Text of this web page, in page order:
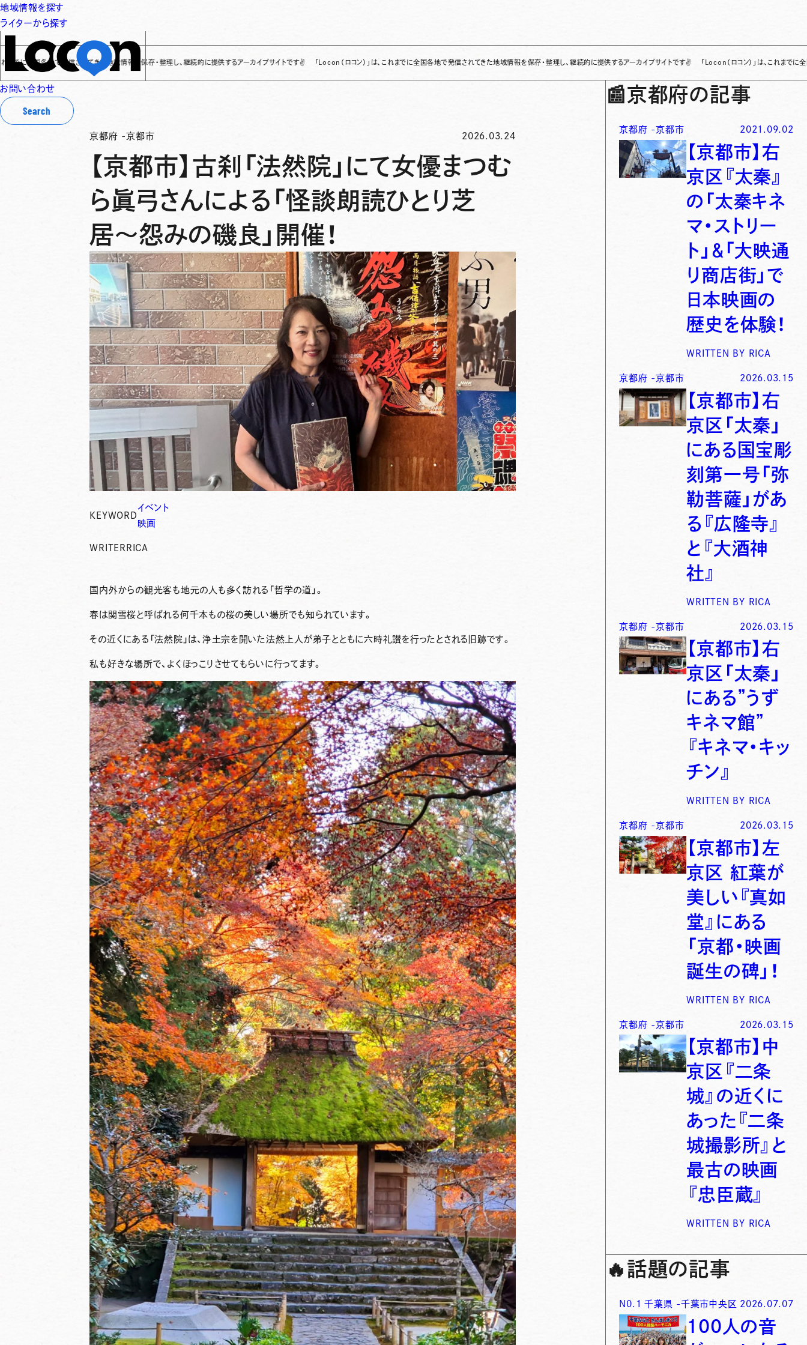
地域情報を探す
ライターから探す
お問い合わせ
Search
各地で発信されてきた地域情報を保存・整理し、継続的に提供するアーカイブサイトです✌ 「Locon（ロコン）」は、これまでに全国各地で発信されてきた地域情報を保存・整理し、継続的に提供するアーカイブサイトです✌ 「Locon（ロコン）」は、これまでに全国各地で発
京都府 -京都市 2026.03.24
【京都市】古刹「法然院」にて女優まつむ
ら眞弓さんによる「怪談朗読ひとり芝
居〜怨みの磯良」開催！
KEYWORD
イベント
映画
WRITER RICA
国内外からの観光客も地元の人も多く訪れる「哲学の道」。
春は関雪桜と呼ばれる何千本もの桜の美しい場所でも知られています。
その近くにある「法然院」は、浄土宗を開いた法然上人が弟子とともに六時礼讃を行ったとされる旧跡です。
私も好きな場所で、よくほっこりさせてもらいに行ってます。
📰京都府の記事
京都府 -京都市 2021.09.02
【京都市】右
京区『太秦』
の「太秦キネ
マ・ストリー
ト」＆「大映通
り商店街」で
日本映画の
歴史を体験！
WRITTEN BY RICA
京都府 -京都市 2026.03.15
【京都市】右
京区「太秦」
にある国宝彫
刻第一号「弥
勒菩薩」があ
る『広隆寺』
と『大酒神
社』
WRITTEN BY RICA
京都府 -京都市 2026.03.15
【京都市】右
京区「太秦」
にある”うず
キネマ館”
『キネマ・キッ
チン』
WRITTEN BY RICA
京都府 -京都市 2026.03.15
【京都市】左
京区 紅葉が
美しい『真如
堂』にある
「京都・映画
誕生の碑」！
WRITTEN BY RICA
京都府 -京都市 2026.03.15
【京都市】中
京区『二条
城』の近くに
あった『二条
城撮影所』と
最古の映画
『忠臣蔵』
WRITTEN BY RICA
🔥 話題の記事
N0. 1 千葉県 -千葉市中央区 2026.07.07
100人の音